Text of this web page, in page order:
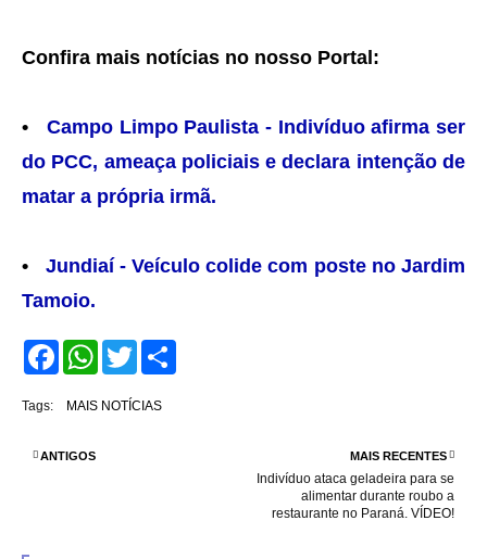
Confira mais notícias no nosso Portal:
• Campo Limpo Paulista - Indivíduo afirma ser
do PCC, ameaça policiais e declara intenção de
matar a própria irmã.
• Jundiaí - Veículo colide com poste no Jardim
Tamoio.
F
a
e
o
W
h
T
w
t
Tags: MAIS NOTÍCIAS
MAIS RECENTES
Indivíduo ataca geladeira para se
alimentar durante roubo a
restaurante no Paraná. VÍDEO!
ANTIGOS